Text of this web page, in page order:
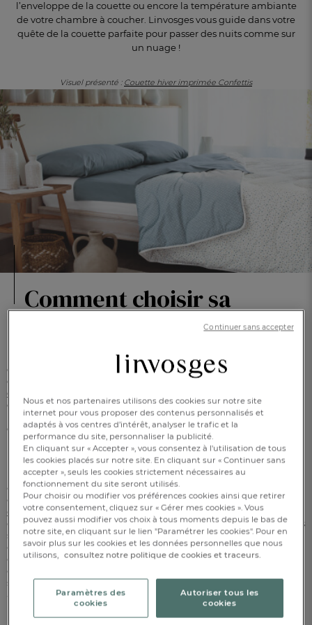
FR DE
AT
BE
CH
l’enveloppe de la couette ou encore la température ambiante
de votre chambre à coucher. Linvosges vous guide dans votre
quête de la couette parfaite pour passer des nuits comme sur
un nuage !
Visuel présenté : Couette hiver imprimée Confettis
Comment choisir sa
couette d'hiver ?
Pour choisir sa couette hiver sans se tromper, il est important
de prendre en compte le garnissage de la couette, mais
également le grammage associé. Aussi, en hiver pour les
couettes synthétiques
coton...) privilégiez un grammage entre 300 et 450 g/m2. Pour
couettes naturelles(avec un garnissage de plumes, duvet
de canard...) privilégiez un grammage à partir de 270 g/m2
pour obtenir une couette tempérée, idéale pour la mi-saison.
Pendant la période hivernale, notre température corporelle est
mise à rude épreuve par les aléas climatiques. C’est précisément
ces évènements extérieurs qui perturbent notre sommeil et nous
empêche de récupérer comme il le faudrait. Choisir la bonne
couette hivervous permettra de passer toutes vos nuits bien au
chaud et de retrouver un sommeil réparateur ! Pour les personnes
sensibles au froid comme pour les chambres à coucher peu
chauffées, la couette hiver est un indispensable à toujours avoir
chez soi ! Pour un confort optimum, privilégiez une enveloppe en
coton qui permettra à votre couette de respirer. Finies les
sensations d’étouffement, la couette Linvosges est naturellement
aérée pour vous assurer des nuits douces et chaudes.
Nous et nos partenaires utilisons des cookies sur notre site
internet pour vous proposer des contenus personnalisés et
adaptés à vos centres d’intérêt, analyser le trafic et la
performance du site, personnaliser la publicité.
En cliquant sur « Accepter », vous consentez à l'utilisation de tous
les cookies placés sur notre site. En cliquant sur « Continuer sans
accepter », seuls les cookies strictement nécessaires au
fonctionnement du site seront utilisés.
Pour choisir ou modifier vos préférences cookies ainsi que retirer
votre consentement, cliquez sur « Gérer mes cookies ». Vous
pouvez aussi modifier vos choix à tous moments depuis le bas de
notre site, en cliquant sur le lien "Paramétrer les cookies". Pour en
savoir plus sur les cookies et les données personnelles que nous
utilisons, consultez notre politique de cookies et traceurs.
Paramètres des
cookies
Autoriser tous les
cookies
Continuer sans accepter